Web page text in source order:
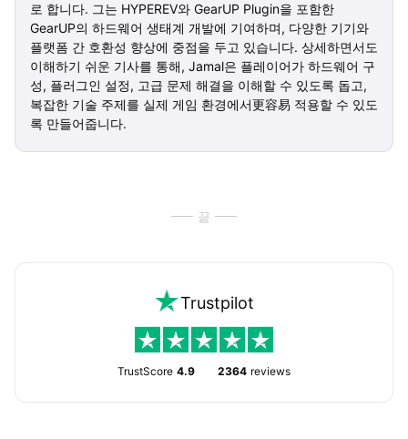
로 합니다. 그는 HYPEREV와 GearUP Plugin을 포함한
GearUP의 하드웨어 생태계 개발에 기여하며, 다양한 기기와
플랫폼 간 호환성 향상에 중점을 두고 있습니다. 상세하면서도
이해하기 쉬운 기사를 통해, Jamal은 플레이어가 하드웨어 구
성, 플러그인 설정, 고급 문제 해결을 이해할 수 있도록 돕고,
복잡한 기술 주제를 실제 게임 환경에서更容易 적용할 수 있도
록 만들어줍니다.
끝
Trustpilot
TrustScore 4.9 2364 reviews